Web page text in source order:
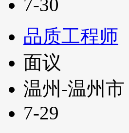
7-30
品质工程师
面议
温州-温州
7-29